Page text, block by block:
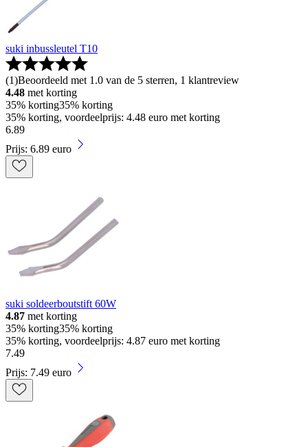
suki inbussleutel T10
(1)Beoordeeld met 1.0 van de 5 sterren, 1 klantreview
4.48 met korting
35% korting35% korting
35% korting, voordeelprijs: 4.48 euro met korting
6.89
Prijs: 6.89 euro
suki soldeerboutstift 60W
4.87 met korting
35% korting35% korting
35% korting, voordeelprijs: 4.87 euro met korting
7.49
Prijs: 7.49 euro